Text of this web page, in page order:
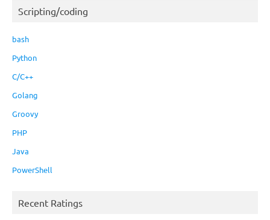
Scripting/coding
bash
Python
C/C++
Golang
Groovy
PHP
Java
PowerShell
Recent Ratings